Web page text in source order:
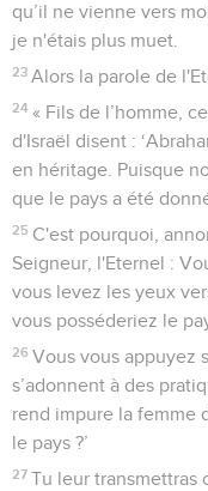
qu’il ne vienne vers
je n'étais plus muet.
23 Alors la parole de
24 « Fils de l’homme,
d'Israël disent :
en héritage. Puisque
que le pays a été
25 C'est pourquoi,
Seigneur, l'Eternel :
vous levez les yeux
vous posséderiez le
26 Vous vous appuyez
s’adonnent à des
rend impure la femme
le pays ?’
27 Tu leur transmettras